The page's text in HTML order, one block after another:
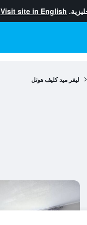
Visit site in English
ليفر ميد كليف هوتل